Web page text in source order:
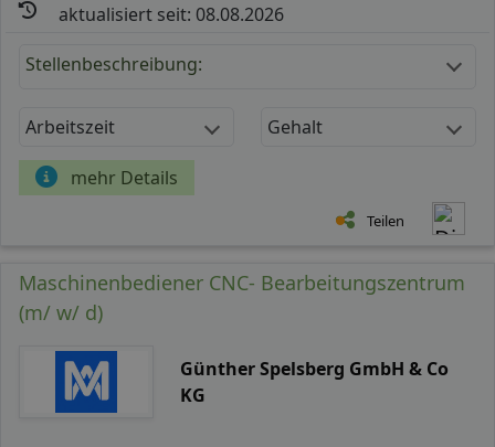
aktualisiert seit: 08.08.2026
Stellenbeschreibung:
Arbeitszeit Gehalt
mehr Details
Teilen
Maschinenbediener CNC- Bearbeitungszentrum
(m/ w/ d)
Günther Spelsberg GmbH & Co
KG